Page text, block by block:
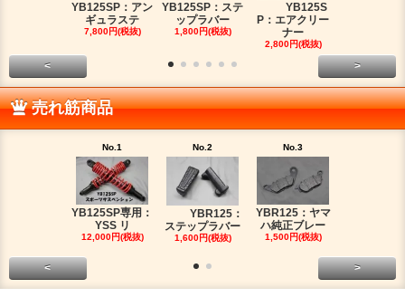
YB125SP：アン
ギュラステ
7,800円(税抜)
YB125SP：ステ
ップラバー
1,800円(税抜)
YB125S
P：エアクリー
ナー
2,800円(税抜)
< >
売れ筋商品
No.1
YB125SP専用：
YSS リ
12,000円(税抜)
No.2
YBR125：
ステップラバー
1,600円(税抜)
No.3
YBR125：ヤマ
ハ純正ブレー
1,500円(税抜)
< >